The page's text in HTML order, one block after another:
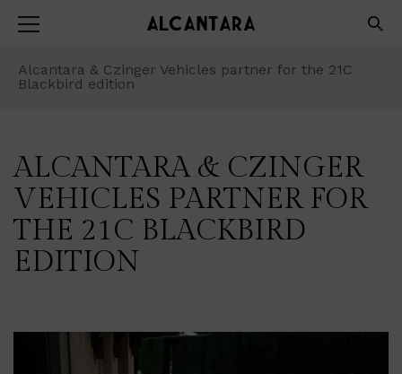
Alcantara & Czinger Vehicles partner for the 21C
Blackbird edition
ALCANTARA & CZINGER
VEHICLES PARTNER FOR
THE 21C BLACKBIRD
EDITION